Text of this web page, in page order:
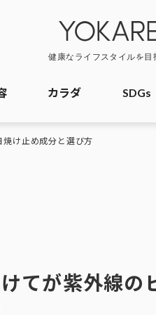
カラダ SDGs
け止め成分と選び方
てが紫外線の